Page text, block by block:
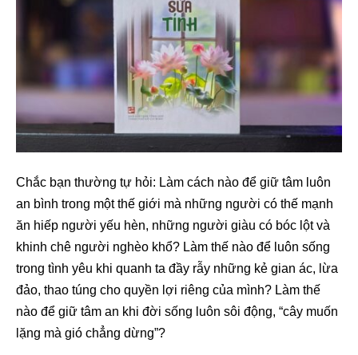
Chắc bạn thường tự hỏi: Làm cách nào để giữ tâm luôn
an bình trong một thế giới mà những người có thế mạnh
ăn hiếp người yếu hèn, những người giàu có bóc lột và
khinh chê người nghèo khổ? Làm thế nào để luôn sống
trong tình yêu khi quanh ta đầy rẫy những kẻ gian ác, lừa
đảo, thao túng cho quyền lợi riêng của mình? Làm thế
nào để giữ tâm an khi đời sống luôn sôi động, “cây muốn
lặng mà gió chẳng dừng”?